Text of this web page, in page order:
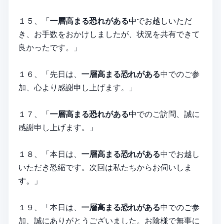
１５、「一層高まる恐れがある中でお越しいただ
き、お手数をおかけしましたが、状況を共有できて
良かったです。」
１６、「先日は、 一層高まる恐れがある中でのご参
加、心より感謝申し上げます。」
１７、「一層高まる恐れがある中でのご訪問、誠に
感謝申し上げます。」
１８、「本日は、 一層高まる恐れがある中でお越し
いただき恐縮です。次回は私たちからお伺いしま
す。」
１９、「本日は、 一層高まる恐れがある中でのご参
加、誠にありがとうございました。お陰様で無事に